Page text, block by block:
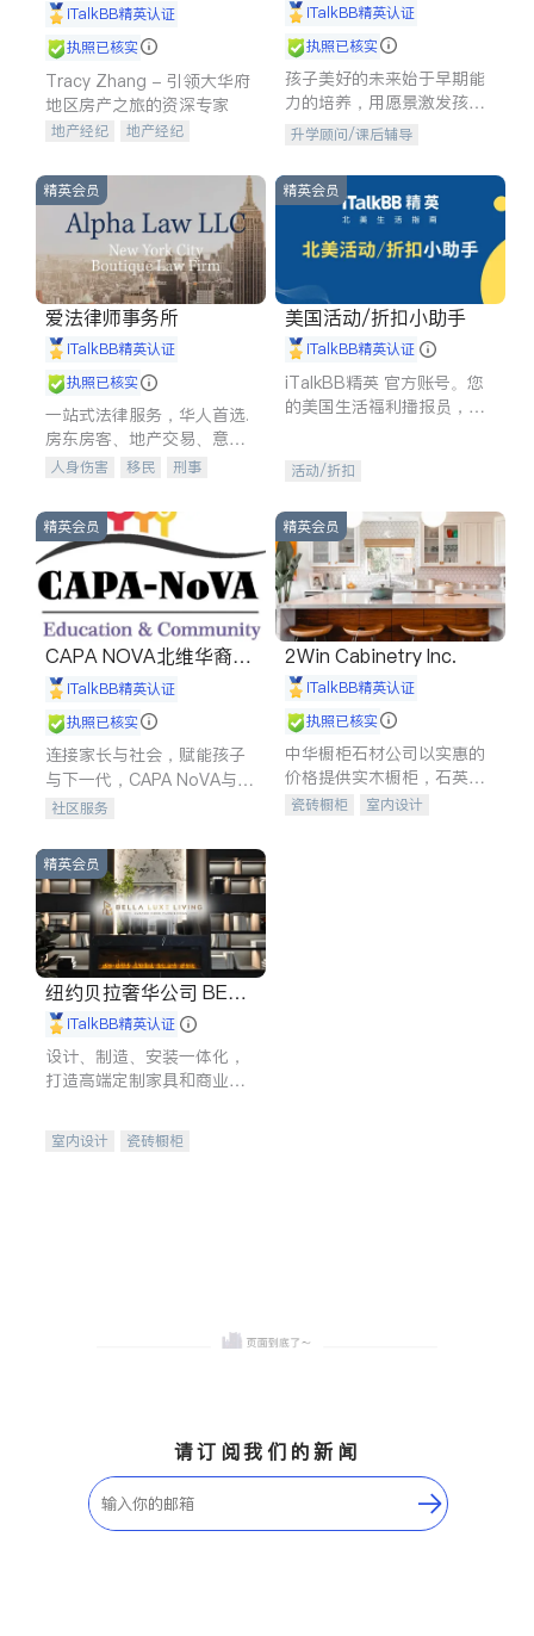
iTalkBB精英认证
执照已核实
Tracy Zhang - 引领大华府
地区房产之旅的资深专家
地产经纪
地产经纪
商铺租售
iTalkBB精英认证
执照已核实
孩子美好的未来始于早期能
力的培养，用愿景激发孩子
的学习潜力和动力。理念：
拥有成长型心态是成功的基
石。
升学顾问/课后辅导
精英会员
爱法律师事务所
iTalkBB精英认证
执照已核实
一站式法律服务，华人首选.
房东房客、地产交易、意外
伤害、车祸重伤、商业诉
建筑合同、刑事案件全包办
人身伤害 移民
刑事
信托/遗嘱
商业
索赔
律师-其它 保释
精英会员
美国活动/折扣小助手
iTalkBB精英认证
iTalkBB精英 官方账号。您
的美国生活福利播报员，精
专属福利。
活动/折扣
精英会员
CAPA NOVA北维华裔家
长会iTalkBB精英认证
执照已核实
连接家长与社会，赋能孩子
与下一代，CAPA NoVA与您
携手建设包容、公平、充满
社区服务
精英会员
2Win Cabinetry Inc.
iTalkBB精英认证
执照已核实
中华橱柜石材公司以实惠的
价格提供实木橱柜，石英石
台面，多种优质不锈钢水
瓷砖橱柜
室内设计
精英会员
纽约贝拉奢华公司 BELL
A LUXE
iTalkBB精英认证
设计、制造、安装一体化，
打造高端定制家具和商业空
室内设计
瓷砖橱柜
请订阅我们的新闻